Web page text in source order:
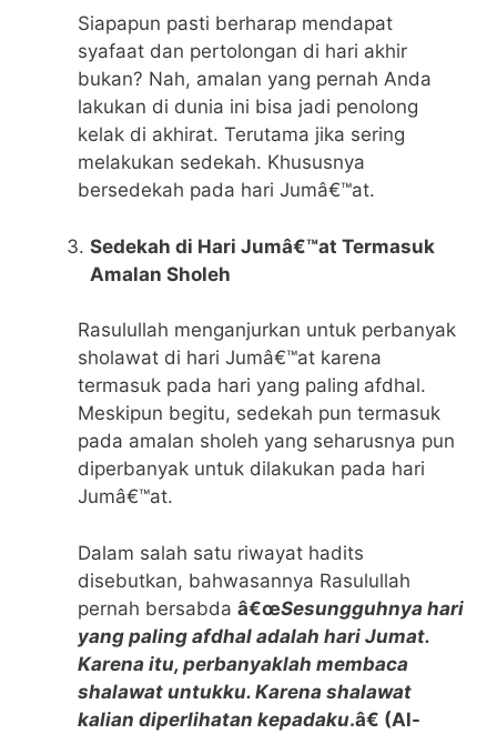
Siapapun pasti berharap mendapat
syafaat dan pertolongan di hari akhir
bukan? Nah, amalan yang pernah Anda
lakukan di dunia ini bisa jadi penolong
kelak di akhirat. Terutama jika sering
melakukan sedekah. Khususnya
bersedekah pada hari Jumâ€™at.
Sedekah di Hari Jumâ€™at Termasuk
Amalan Sholeh
Rasulullah menganjurkan untuk perbanyak
sholawat di hari Jumâ€™at karena
termasuk pada hari yang paling afdhal.
Meskipun begitu, sedekah pun termasuk
pada amalan sholeh yang seharusnya pun
diperbanyak untuk dilakukan pada hari
Jumâ€™at.
Dalam salah satu riwayat hadits
disebutkan, bahwasannya Rasulullah
pernah bersabda â€œSesungguhnya hari
yang paling afdhal adalah hari Jumat.
Karena itu, perbanyaklah membaca
shalawat untukku. Karena shalawat
kalian diperlihatan kepadaku.â€ (Al-